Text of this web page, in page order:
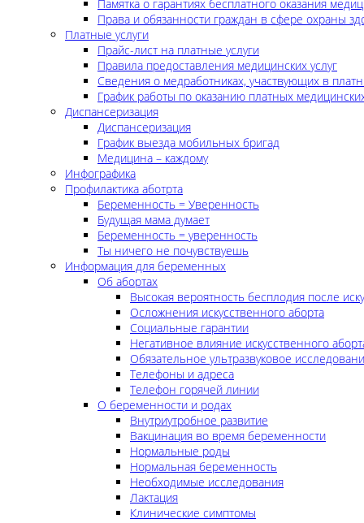
Памятка о гарантиях бесплатного оказания
Права и обязанности граждан в сфере охраны
Платные услуги
Прайс-лист на платные услуги
Правила предоставления медицинских услуг
Сведения о медработниках, участвующих в
График работы по оказанию платных
Диспансеризация
Диспансеризация
График выезда мобильных бригад
Медицина – каждому
Инфографика
Профилактика аботрта
Беременность = Уверенность
Будущая мама думает
Беременность = уверенность
Ты ничего не почувствуешь
Информация для беременных
Об абортах
Высокая вероятность бесплодия после
Осложнения искусственного аборта
Социальные гарантии
Негативное влияние искусственного
Обязательное ультразвуковое
Телефоны и адреса
Телефон горячей линии
О беременности и родах
Внутриутробное развитие
Вакцинация во время беременности
Нормальные роды
Нормальная беременность
Необходимые исследования
Лактация
Клинические симптомы